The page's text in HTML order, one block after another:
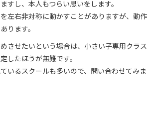
すし、本人もつらい思いをします。
左右非対称に動かすことがありますが、動作
ります。
させたいという場合は、小さい子専用クラス
したほうが無難です。
いるスクールも多いので、問い合わせてみま